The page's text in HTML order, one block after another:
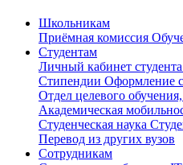
Школьникам
Приёмная комиссия
Студентам
Личный кабинет студента
Стипендии Оформление
Отдел целевого
Академическая
Студенческая наука
Перевод из других вузов
Сотрудникам